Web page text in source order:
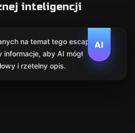
inteligencji
AI
na temat tego escape
informacje, aby AI mógł
i rzetelny opis.